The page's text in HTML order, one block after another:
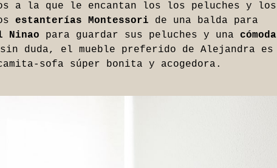
a la que le encantan los los peluches y los
estanterías Montessori de una balda para
Ninao para guardar sus peluches y una cómoda
duda, el mueble preferido de Alejandra es
sofa súper bonita y acogedora.